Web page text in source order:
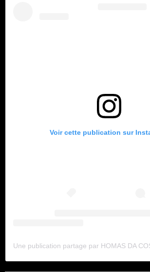
Voir cette publication sur